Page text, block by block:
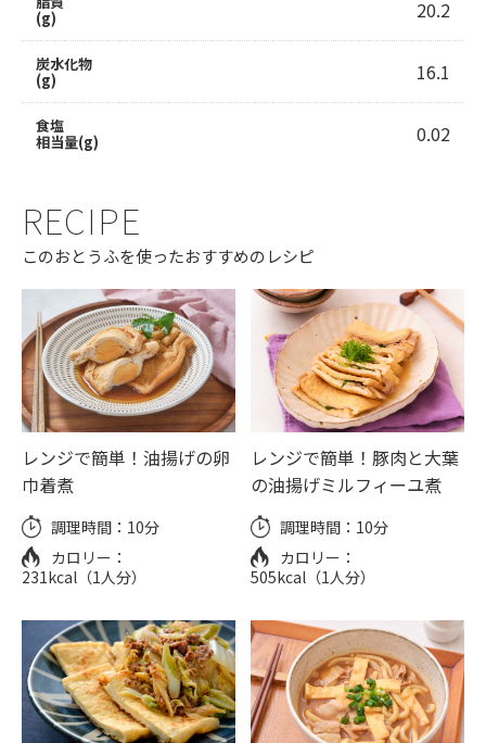
(g)
炭水化物
(g)
食塩
相当量(g)
20.2
16.1
0.02
RECIPE
このおとうふを使ったおすすめのレシピ
レンジで簡単！油揚げの卵
巾着煮
調理時間： 10分
カロリー：
231kcal（1人分）
レンジで簡単！豚肉と大葉
の油揚げミルフィーユ煮
調理時間： 10分
カロリー：
505kcal（1人分）